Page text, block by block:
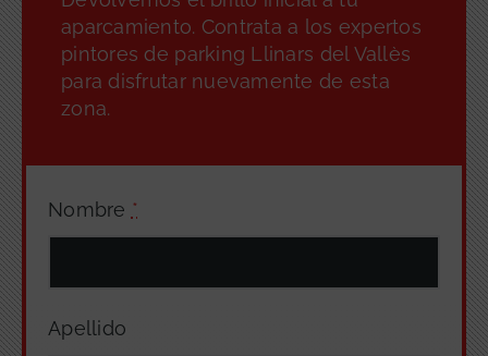
Nombre *
Apellido
aparcamiento. Contrata a los expertos
pintores de parking Llinars del Vallès
para disfrutar nuevamente de esta
zona.